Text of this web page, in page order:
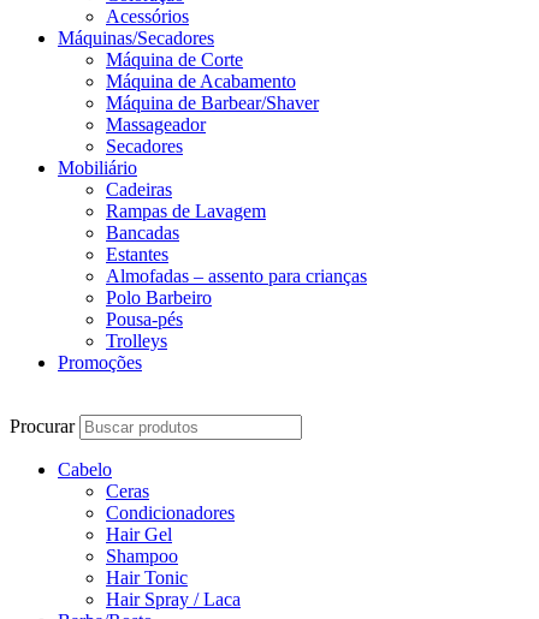
Acessórios
Máquinas/Secadores
Máquina de Corte
Máquina de Acabamento
Máquina de Barbear/Shaver
Massageador
Secadores
Mobiliário
Cadeiras
Rampas de Lavagem
Bancadas
Estantes
Almofadas – assento para crianças
Polo Barbeiro
Pousa-pés
Trolleys
Promoções
Procurar
Cabelo
Ceras
Condicionadores
Hair Gel
Shampoo
Hair Tonic
Hair Spray / Laca